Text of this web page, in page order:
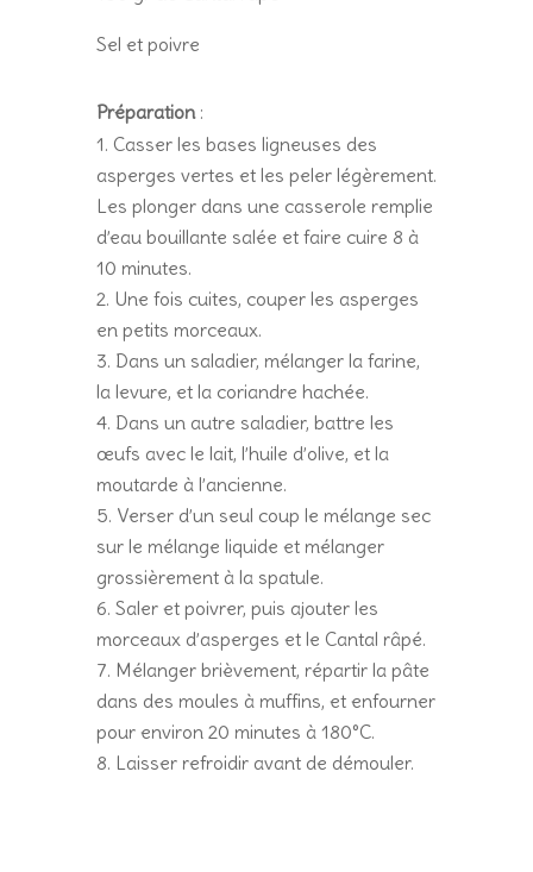
Sel et poivre
Préparation:
Casser les bases ligneuses des
asperges vertes et les peler légèrement.
Les plonger dans une casserole remplie
d’eau bouillante salée et faire cuire 8 à
10 minutes.
Une fois cuites, couper les asperges
en petits morceaux.
Dans un saladier, mélanger la farine,
la levure, et la coriandre hachée.
Dans un autre saladier, battre les
œufs avec le lait, l’huile d’olive, et la
moutarde à l’ancienne.
Verser d’un seul coup le mélange sec
sur le mélange liquide et mélanger
grossièrement à la spatule.
Saler et poivrer, puis ajouter les
morceaux d’asperges et le Cantal râpé.
Mélanger brièvement, répartir la pâte
dans des moules à muffins, et enfourner
pour environ 20 minutes à 180°C.
Laisser refroidir avant de démouler.